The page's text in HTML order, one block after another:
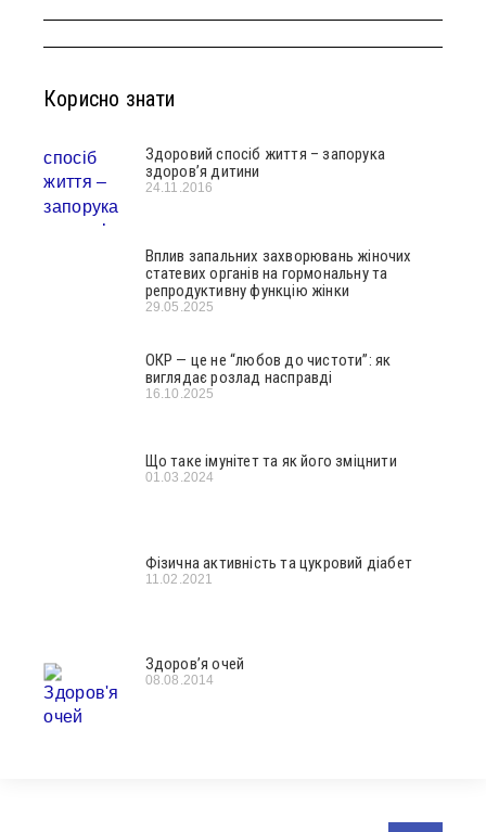
Корисно знати
Здоровий спосіб життя – запорука
здоров’я дитини
24.11.2016
Вплив запальних захворювань жіночих
статевих органів на гормональну та
репродуктивну функцію жінки
29.05.2025
ОКР — це не “любов до чистоти”: як
виглядає розлад насправді
16.10.2025
Що таке імунітет та як його зміцнити
01.03.2024
Фізична активність та цукровий діабет
11.02.2021
Здоров’я очей
08.08.2014